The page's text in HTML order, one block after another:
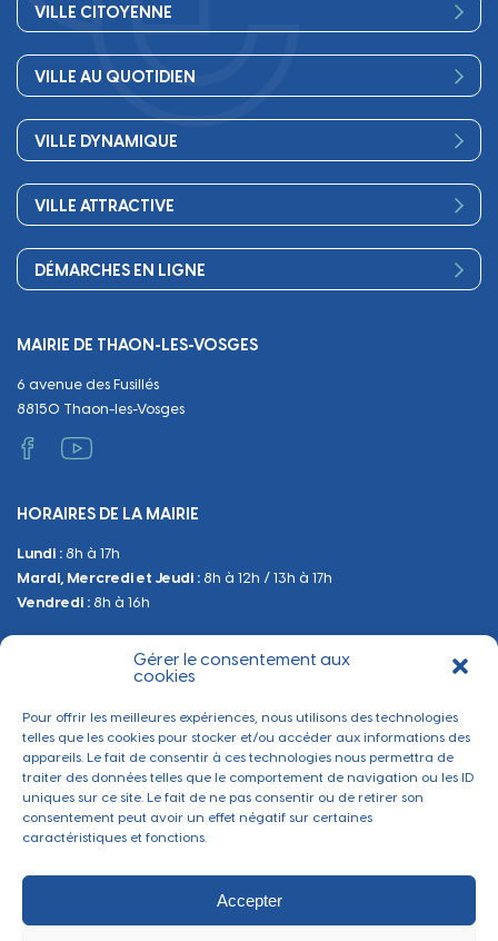
Gérer le consentement aux
cookies
Pour offrir les meilleures expériences, nous utilisons des technologies
telles que les cookies pour stocker et/ou accéder aux informations des
appareils. Le fait de consentir à ces technologies nous permettra de
traiter des données telles que le comportement de navigation ou les ID
uniques sur ce site. Le fait de ne pas consentir ou de retirer son
consentement peut avoir un effet négatif sur certaines
caractéristiques et fonctions.
Accepter
VILLE CITOYENNE
Conseil Municipal
Finances
Démocratie participative
Publications
VILLE AU QUOTIDIEN
Petite enfance
Périscolaire
Séniors, social, santé
Circuler
Emploi
VILLE DYNAMIQUE
Culture
Associations
Equipements
VILLE ATTRACTIVE
Commerces et artisanat
Urbanisme
Tranquillité et sécurité
DÉMARCHES EN LIGNE
Décès
Papiers et citoyenneté
Administratif et technique
Manifestations
Urbanisme
Sanitaire et Sécurité
MAIRIE DE THAON-LES-VOSGES
6 avenue des Fusillés
88150 Thaon-les-Vosges
HORAIRES DE LA MAIRIE
Lundi : 8h à 17h
Mardi, Mercredi et Jeudi : 8h à 12h / 13h à 17h
Vendredi : 8h à 16h
BESOIN D'INFORMATIONS
Contactez-nous